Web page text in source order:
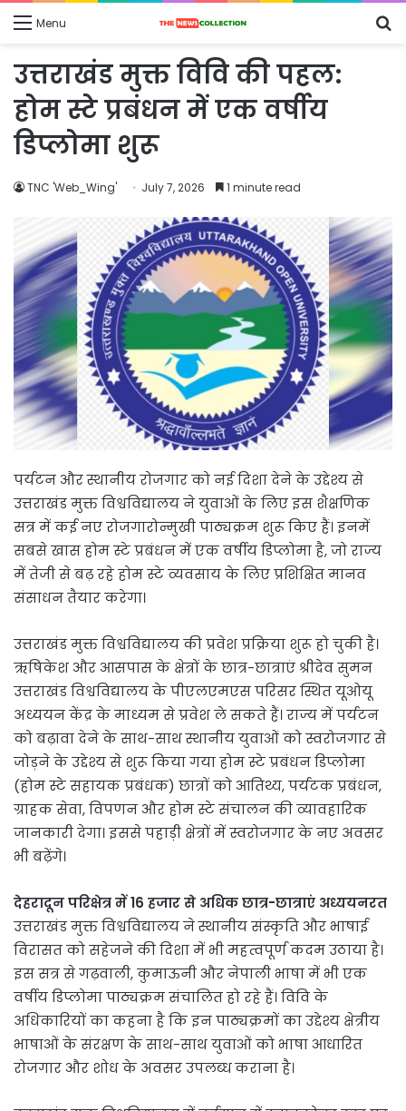
Menu
उत्तराखंड मुक्त विवि की पहल:
होम स्टे प्रबंधन में एक वर्षीय
डिप्लोमा शुरू
TNC 'Web_Wing' July 7, 2026 1 minute read
पर्यटन और स्थानीय रोजगार को नई दिशा देने के उद्देश्य से
उत्तराखंड मुक्त विश्वविद्यालय ने युवाओं के लिए इस शैक्षणिक
सत्र में कई नए रोजगारोन्मुखी पाठ्यक्रम शुरू किए हैं। इनमें
सबसे खास होम स्टे प्रबंधन में एक वर्षीय डिप्लोमा है, जो राज्य
में तेजी से बढ़ रहे होम स्टे व्यवसाय के लिए प्रशिक्षित मानव
संसाधन तैयार करेगा।
उत्तराखंड मुक्त विश्वविद्यालय की प्रवेश प्रक्रिया शुरू हो चुकी है।
ऋषिकेश और आसपास के क्षेत्रों के छात्र-छात्राएं श्रीदेव सुमन
उत्तराखंड विश्वविद्यालय के पीएलएमएस परिसर स्थित यूओयू
अध्ययन केंद्र के माध्यम से प्रवेश ले सकते हैं। राज्य में पर्यटन
को बढ़ावा देने के साथ-साथ स्थानीय युवाओं को स्वरोजगार से
जोड़ने के उद्देश्य से शुरू किया गया होम स्टे प्रबंधन डिप्लोमा
(होम स्टे सहायक प्रबंधक) छात्रों को आतिथ्य, पर्यटक प्रबंधन,
ग्राहक सेवा, विपणन और होम स्टे संचालन की व्यावहारिक
जानकारी देगा। इससे पहाड़ी क्षेत्रों में स्वरोजगार के नए अवसर
भी बढ़ेंगे।
देहरादून परिक्षेत्र में 16 हजार से अधिक छात्र-छात्राएं अध्ययनरत
उत्तराखंड मुक्त विश्वविद्यालय ने स्थानीय संस्कृति और भाषाई
विरासत को सहेजने की दिशा में भी महत्वपूर्ण कदम उठाया है।
इस सत्र से गढ़वाली, कुमाऊनी और नेपाली भाषा में भी एक
वर्षीय डिप्लोमा पाठ्यक्रम संचालित हो रहे हैं। विवि के
अधिकारियों का कहना है कि इन पाठ्यक्रमों का उद्देश्य क्षेत्रीय
भाषाओं के संरक्षण के साथ-साथ युवाओं को भाषा आधारित
रोजगार और शोध के अवसर उपलब्ध कराना है।